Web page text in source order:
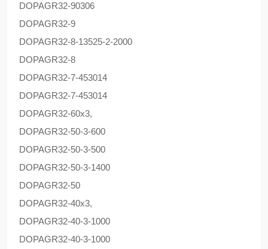
DOPAGR32-90306
DOPAGR32-9
DOPAGR32-8-13525-2-2000
DOPAGR32-8
DOPAGR32-7-453014
DOPAGR32-7-453014
DOPAGR32-60x3,
DOPAGR32-50-3-600
DOPAGR32-50-3-500
DOPAGR32-50-3-1400
DOPAGR32-50
DOPAGR32-40x3,
DOPAGR32-40-3-1000
DOPAGR32-40-3-1000